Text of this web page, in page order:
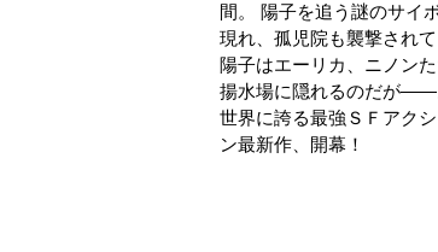
間。 陽子を追う謎のサイ
現れ、孤児院も襲撃されて
陽子はエーリカ、ニノン
揚水場に隠れるのだが――
世界に誇る最強ＳＦアク
ン最新作、開幕！